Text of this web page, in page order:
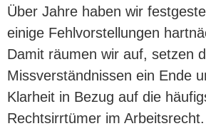
Über Jahre haben wir
einige Fehlvorstellungen
Damit räumen wir auf, setzen
Missverständnissen ein Ende
Klarheit in Bezug auf die
Rechtsirrtümer im